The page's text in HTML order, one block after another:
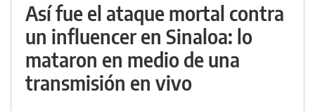
Así fue el ataque mortal contra
un influencer en Sinaloa: lo
mataron en medio de una
transmisión en vivo